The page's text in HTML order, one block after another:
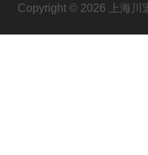
Copyright © 2026 上海川